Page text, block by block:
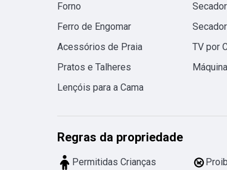
Forno
Secador
Ferro de Engomar
Acessórios de Praia
TV por
Pratos e Talheres
Lençóis para a Cama
Regras da propriedade
Permitidas Crianças